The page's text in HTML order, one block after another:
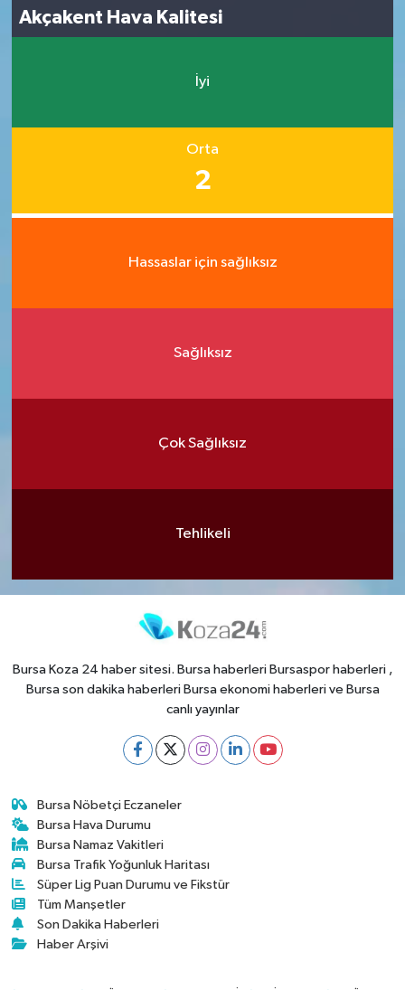
Akçakent Hava Kalitesi
İyi
Orta
2
Hassaslar için sağlıksız
Sağlıksız
Çok Sağlıksız
Tehlikeli
Bursa Koza 24 haber sitesi. Bursa haberleri Bursaspor haberleri ,
Bursa son dakika haberleri Bursa ekonomi haberleri ve Bursa
canlı yayınlar
Bursa Nöbetçi Eczaneler
Bursa Hava Durumu
Bursa Namaz Vakitleri
Bursa Trafik Yoğunluk Haritası
Süper Lig Puan Durumu ve Fikstür
Tüm Manşetler
Son Dakika Haberleri
Haber Arşivi